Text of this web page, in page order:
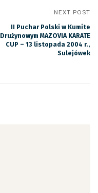
NEXT POST
II Puchar Polski w Kumite
Drużynowym MAZOVIA KARATE
CUP – 13 listopada 2004 r.,
Sulejówek